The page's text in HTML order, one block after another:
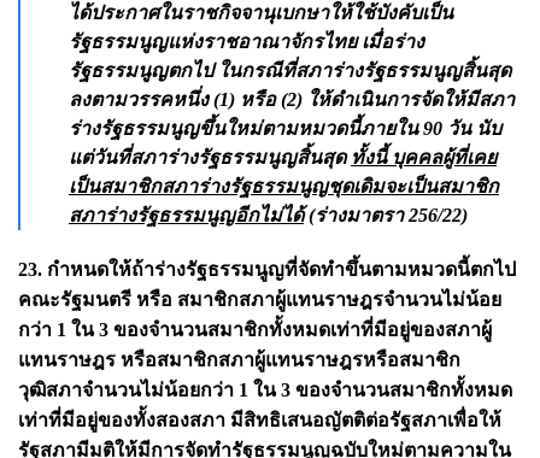
ได้ประกาศในราชกิจจานุเบกษาให้ใช้บังคับเป็น
รัฐธรรมนูญแห่งราชอาณาจักรไทย เมื่อร่าง
รัฐธรรมนูญตกไป ในกรณีที่สภาร่างรัฐธรรมนูญสิ้นสุด
ลงตามวรรคหนึ่ง (1) หรือ (2) ให้ดำเนินการจัดให้มีสภา
ร่างรัฐธรรมนูญขึ้นใหม่ตามหมวดนี้ภายใน 90 วัน นับ
แต่วันที่สภาร่างรัฐธรรมนูญสิ้นสุด ทั้งนี้ บุคคลผู้ที่เคย
เป็นสมาชิกสภาร่างรัฐธรรมนูญชุดเดิมจะเป็นสมาชิก
สภาร่างรัฐธรรมนูญอีกไม่ได้(ร่างมาตรา 256/22)
23. กำหนดให้ถ้าร่างรัฐธรรมนูญที่จัดทำขึ้นตามหมวดนี้ตกไป
คณะรัฐมนตรี หรือ สมาชิกสภาผู้แทนราษฎรจำนวนไม่น้อย
กว่า 1 ใน 3 ของจำนวนสมาชิกทั้งหมดเท่าที่มีอยู่ของสภาผู้
แทนราษฎร หรือสมาชิกสภาผู้แทนราษฎรหรือสมาชิก
วุฒิสภาจำนวนไม่น้อยกว่า 1 ใน 3 ของจำนวนสมาชิกทั้งหมด
เท่าที่มีอยู่ของทั้งสองสภา มีสิทธิเสนอญัตติต่อรัฐสภาเพื่อให้
รัฐสภามีมติให้มีการจัดทำรัฐธรรมนูญฉบับใหม่ตามความใน